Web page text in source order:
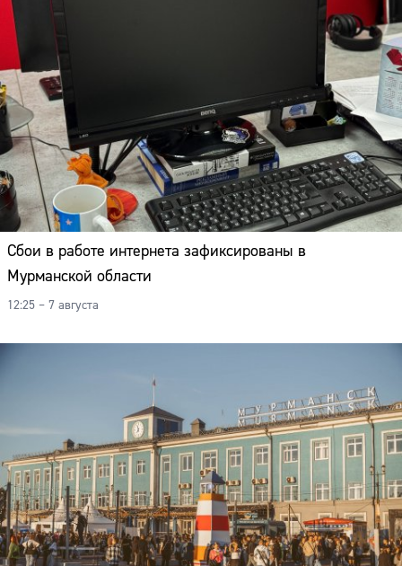
Сбои в работе интернета зафиксированы в
Мурманской области
12:25 – 7 августа
Сайт: